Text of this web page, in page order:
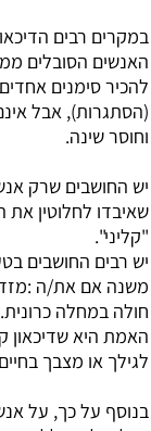
במקרים רבים
האנשים הסובלים
להכיר סימנים
(הסתגרות), אבל
וחוסר שינה.
יש החושבים שרק
שאיבדו לחלוטין את
"קליני".
יש רבים החושבים
משנה אם את/ה
חולה במחלה כרונית.
האמת היא שדיכאון
לגילך או מצבך
בנוסף על כך, על